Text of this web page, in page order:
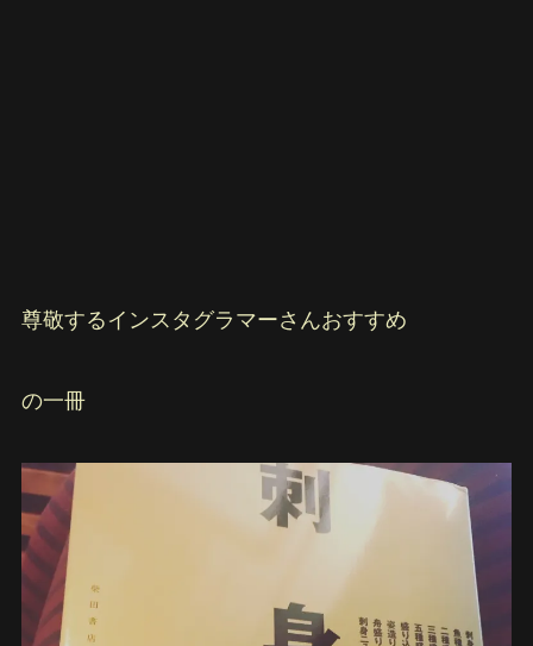
尊敬するインスタグラマーさんおすすめ
の一冊